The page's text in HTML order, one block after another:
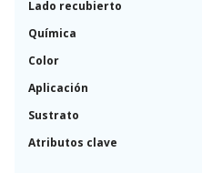
Lado recubierto
Química
Color
Aplicación
Sustrato
Atributos clave